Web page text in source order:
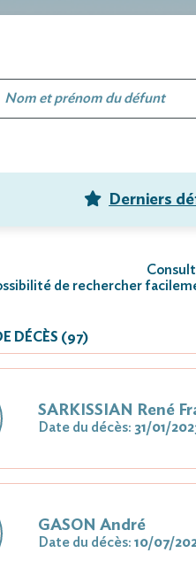
Derniers
de rechercher
DÉCÈS (97)
SARKISSIAN René
Date du décès: 31/01/
GASON André
Date du décès: 10/07/